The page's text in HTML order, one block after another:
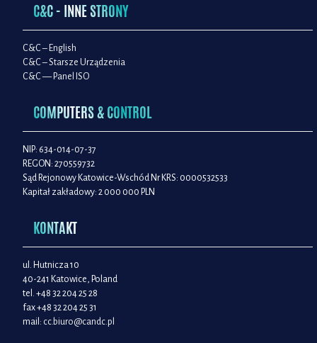
C&C - INNE STRONY
C&C – English
C&C – Starsze Urządzenia
C&C — Panel ISO
COMPUTERS & CONTROL
NIP: 634-014-07-37
REGON: 270559732
Sąd Rejonowy Katowice-Wschód Nr KRS: 0000532533
Kapitał zakładowy: 2 000 000 PLN
KONTAKT
ul. Hutnicza 10
40-241 Katowice, Poland
tel. +48 32 204 25 28
fax +48 32 204 25 31
mail: cc.biuro@candc.pl